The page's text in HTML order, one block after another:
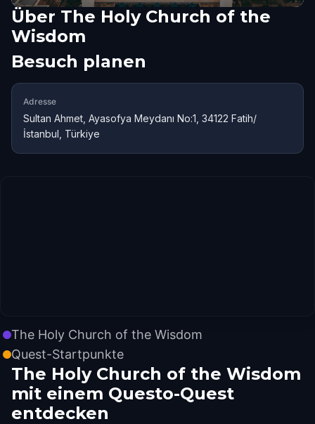
Über The Holy Church of the
Wisdom
Besuch planen
Adresse
Sultan Ahmet, Ayasofya Meydanı No:1, 34122 Fatih/
İstanbul, Türkiye
The Holy Church of the Wisdom
Quest-Startpunkte
The Holy Church of the Wisdom
mit einem Questo-Quest
entdecken